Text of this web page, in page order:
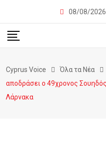
08/08/2026
Cyprus Voice Όλα τα Νέα
αποδράσει ο 49χρονος
Λάρνακα